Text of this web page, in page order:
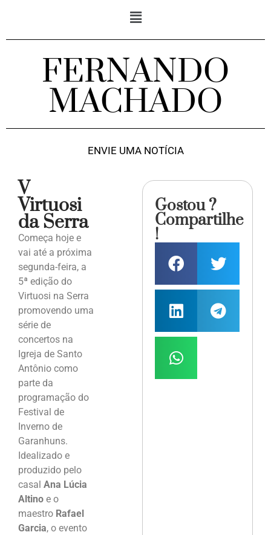
FERNANDO
MACHADO
ENVIE UMA NOTÍCIA
V
Virtuosi
da Serra
Começa hoje e
vai até a próxima
segunda-feira, a
5ª edição do
Virtuosi na Serra
promovendo uma
série de
concertos na
Igreja de Santo
Antônio como
parte da
programação do
Festival de
Inverno de
Garanhuns.
Idealizado e
produzido pelo
casal Ana Lúcia
Altino e o
maestro Rafael
Garcia, o evento
Gostou ?
Compartilhe
!